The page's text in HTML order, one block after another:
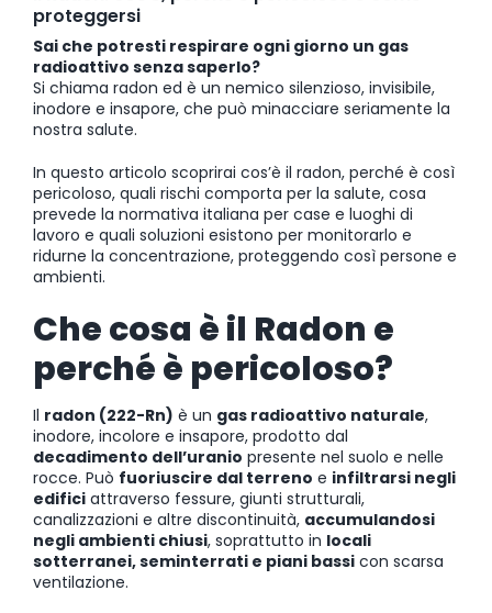
proteggersi
Sai che potresti respirare ogni giorno un gas
radioattivo senza saperlo?
Si chiama radon ed è un nemico silenzioso, invisibile,
inodore e insapore, che può minacciare seriamente la
nostra salute.
In questo articolo scoprirai cos’è il radon, perché è così
pericoloso, quali rischi comporta per la salute, cosa
prevede la normativa italiana per case e luoghi di
lavoro e quali soluzioni esistono per monitorarlo e
ridurne la concentrazione, proteggendo così persone e
ambienti.
Che cosa è il Radon e
perché è pericoloso?
Il radon (222-Rn) è un gas radioattivo naturale,
inodore, incolore e insapore, prodotto dal
decadimento dell’uranio presente nel suolo e nelle
rocce. Può fuoriuscire dal terreno e infiltrarsi negli
edifici attraverso fessure, giunti strutturali,
canalizzazioni e altre discontinuità, accumulandosi
negli ambienti chiusi, soprattutto in locali
sotterranei, seminterrati e piani bassi con scarsa
ventilazione.